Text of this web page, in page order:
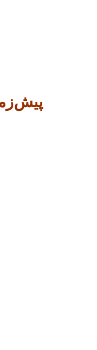
پیش‌زمینه تحولات